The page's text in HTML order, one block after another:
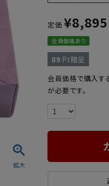
定価 ¥8,895
会員価格あり
89 Pt贈呈
会員価格で購入す
が必要です。